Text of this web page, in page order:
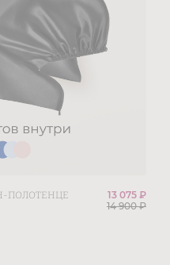
ПОЛОТЕНЦЕ
13 075 ₽
14 900₽